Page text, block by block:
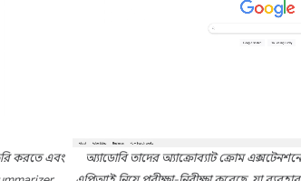
করতে এবং
অ্যাডোবি তাদের অ্যাক্রোব্যাট ক্রোম